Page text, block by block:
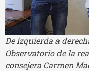
De izquierda a
Observatorio de la
consejera Carmen